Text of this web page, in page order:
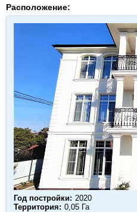
Расположение:
Год постройки: 2020
Территория: 0,05 Га